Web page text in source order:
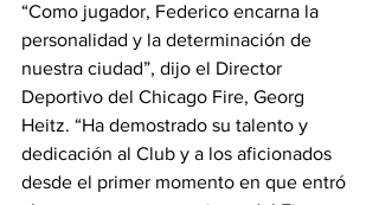
“Como jugador, Federico encarna la
personalidad y la determinación de
nuestra ciudad”, dijo el Director
Deportivo del Chicago Fire, Georg
Heitz. “Ha demostrado su talento y
dedicación al Club y a los aficionados
desde el primer momento en que entró